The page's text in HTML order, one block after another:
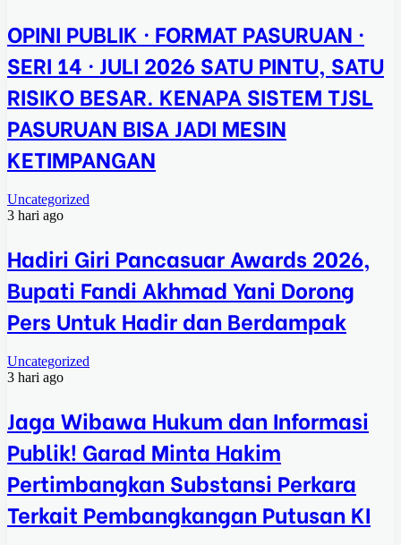
OPINI PUBLIK · FORMAT PASURUAN ·
SERI 14 · JULI 2026 SATU PINTU, SATU
RISIKO BESAR. KENAPA SISTEM TJSL
PASURUAN BISA JADI MESIN
KETIMPANGAN
Uncategorized
3 hari ago
Hadiri Giri Pancasuar Awards 2026,
Bupati Fandi Akhmad Yani Dorong
Pers Untuk Hadir dan Berdampak
Uncategorized
3 hari ago
Jaga Wibawa Hukum dan Informasi
Publik! Garad Minta Hakim
Pertimbangkan Substansi Perkara
Terkait Pembangkangan Putusan KI